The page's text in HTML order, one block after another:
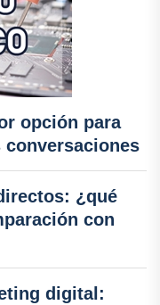
opción para
¿qué
con
digital: